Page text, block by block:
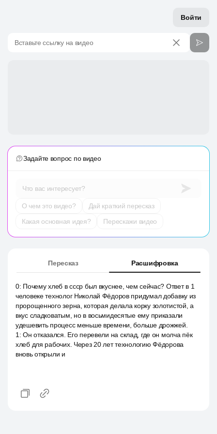
Войти
Вставьте ссылку на видео
Задайте вопрос по видео
Что вас интересует?
О чем это видео?
Дай краткий пересказ
Какая основная идея?
Перескажи видео
Пересказ Расшифровка
0: Почему хлеб в ссср был вкуснее, чем сейчас? Ответ в 1
человеке технолог Николай Фёдоров придумал добавку из
пророщенного зерна, которая делала корку золотистой, а
вкус сладковатым, но в восьмидесятые ему приказали
удешевить процесс меньше времени, больше дрожжей.
1 :Он отказался. Его перевели на склад, где он молча пёк
хлеб для рабочих. Через 20 лет технологию Фёдорова
вновь открыли и